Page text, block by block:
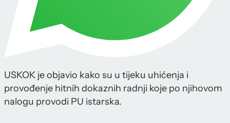
USKOK je objavio kako su u tijeku uhićenja i
provođenje hitnih dokaznih radnji koje po njihovom
nalogu provodi PU istarska.